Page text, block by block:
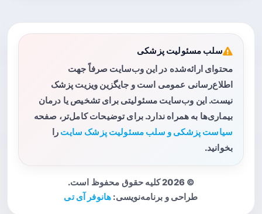
سلب مسئولیت پزشکی
محتوای ارائه‌شده در این وب‌سایت صرفاً جهت
اطلاع‌رسانی عمومی است و جایگزین ویزیت پزشک
نیست. این وب‌سایت مسئولیتی برای تشخیص یا درمان
بیماری‌ها به همراه ندارد. برای توضیحات کامل‌تر، صفحه
سیاست پزشکی و سلب مسئولیت پزشک سایت را
بخوانید.
© 2026 کلیه حقوق محفوظ است.
طراحی و برنامه‌نویسی: هانوفر آی تی